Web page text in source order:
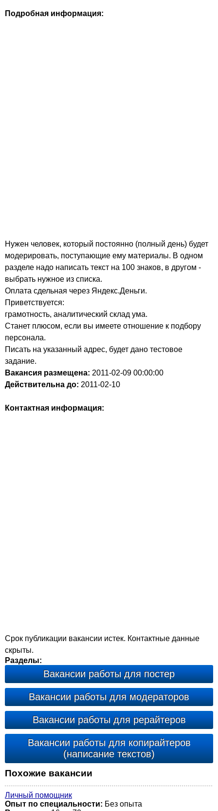
Подробная информация:
Нужен человек, который постоянно (полный день) будет
модерировать, поступающие ему материалы. В одном
разделе надо написать текст на 100 знаков, в другом -
выбрать нужное из списка.
Оплата сдельная через Яндекс.Деньги.
Приветствуется:
грамотность, аналитический склад ума.
Станет плюсом, если вы имеете отношение к подбору
персонала.
Писать на указанный адрес, будет дано тестовое
задание.
Вакансия размещена: 2011-02-09 00:00:00
Действительна до: 2011-02-10
Контактная информация:
Срок публикации вакансии истек. Контактные данные
скрыты.
Разделы:
Вакансии работы для постер
Вакансии работы для модераторов
Вакансии работы для рерайтеров
Вакансии работы для копирайтеров
(написание текстов)
Похожие вакансии
Личный помощник
Опыт по специальности: Без опыта